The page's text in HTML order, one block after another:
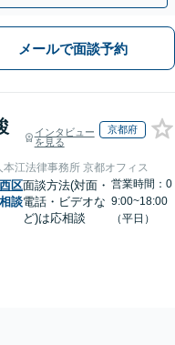
メールで面談予約
インタビュー
を見る
京都府
本江法律事務所 京都オフィス
区
談
面談方法(対面・
電話・ビデオな
ど)は応相談
営業時間：0
9:00~18:00
（平日）